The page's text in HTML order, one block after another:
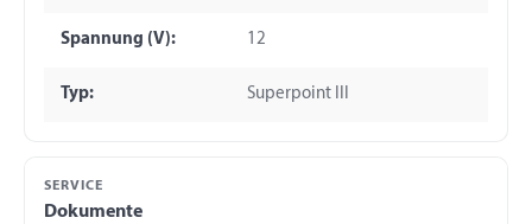
Spannung (V): 12
Typ: Superpoint III
SERVICE
Dokumente